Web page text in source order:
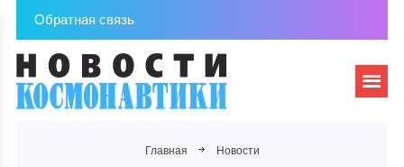
Обратная связь
Главная Новости